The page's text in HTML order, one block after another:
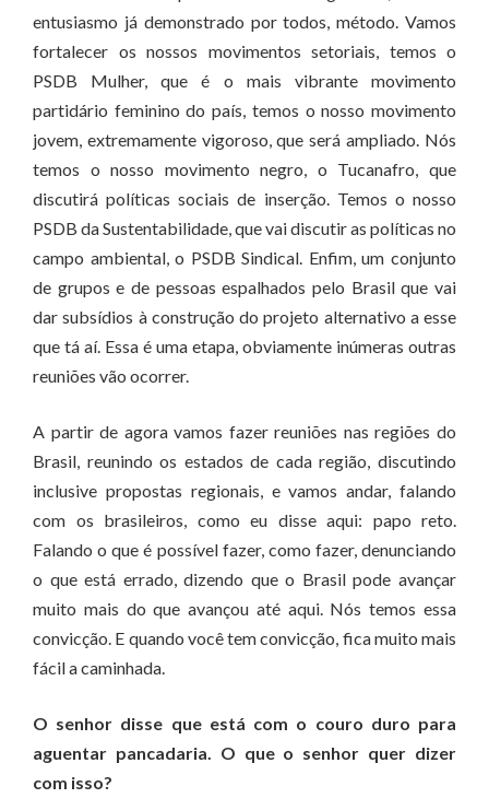
entusiasmo já demonstrado por todos, método. Vamos
fortalecer os nossos movimentos setoriais, temos o
PSDB Mulher, que é o mais vibrante movimento
partidário feminino do país, temos o nosso movimento
jovem, extremamente vigoroso, que será ampliado. Nós
temos o nosso movimento negro, o Tucanafro, que
discutirá políticas sociais de inserção. Temos o nosso
PSDB da Sustentabilidade, que vai discutir as políticas no
campo ambiental, o PSDB Sindical. Enfim, um conjunto
de grupos e de pessoas espalhados pelo Brasil que vai
dar subsídios à construção do projeto alternativo a esse
que tá aí. Essa é uma etapa, obviamente inúmeras outras
reuniões vão ocorrer.
A partir de agora vamos fazer reuniões nas regiões do
Brasil, reunindo os estados de cada região, discutindo
inclusive propostas regionais, e vamos andar, falando
com os brasileiros, como eu disse aqui: papo reto.
Falando o que é possível fazer, como fazer, denunciando
o que está errado, dizendo que o Brasil pode avançar
muito mais do que avançou até aqui. Nós temos essa
convicção. E quando você tem convicção, fica muito mais
fácil a caminhada.
O senhor disse que está com o couro duro para
aguentar pancadaria. O que o senhor quer dizer
com isso?